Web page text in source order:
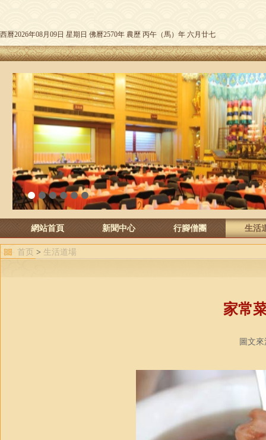
西曆2026年08月09日 星期日 佛曆2570年 農歷 丙午（馬）年 六月廿七
1 2 3 4 5 6
網站首頁 新聞中心 行腳僧團 生活
首页 > 生活道場
家常
圖文